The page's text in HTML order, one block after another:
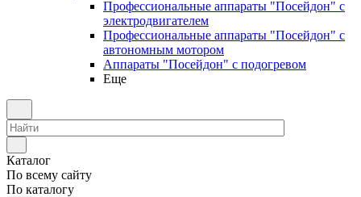
Профессиональные аппараты "Посейдон" с
электродвигателем
Профессиональные аппараты "Посейдон" с
автономным мотором
Аппараты "Посейдон" с подогревом
Еще
Каталог
По всему сайту
По каталогу